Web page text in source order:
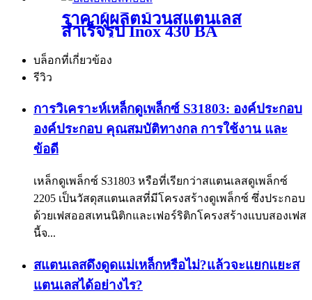
ราคาผู้ผลิตม้วนสแตนเลส
สำเร็จรูป Inox 430 BA
บล็อกที่เกี่ยวข้อง
รีวิว
การวิเคราะห์เหล็กดูเพล็กซ์ S31803: องค์ประกอบ
องค์ประกอบ คุณสมบัติทางกล การใช้งาน และ
ข้อดี
เหล็กดูเพล็กซ์ S31803 หรือที่เรียกว่าสแตนเลสดูเพล็กซ์
2205 เป็นวัสดุสแตนเลสที่มีโครงสร้างดูเพล็กซ์ ซึ่งประกอบ
ด้วยเฟสออสเทนนิติกและเฟอร์ริติกโครงสร้างแบบสองเฟส
นี้จ...
สแตนเลสดึงดูดแม่เหล็กหรือไม่?แล้วจะแยกแยะส
แตนเลสได้อย่างไร?